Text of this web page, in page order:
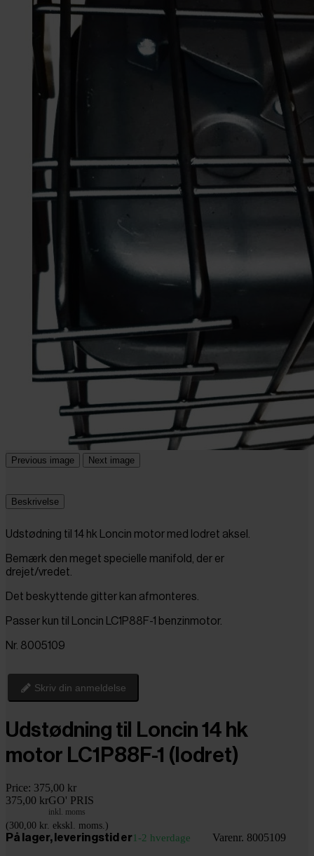
Previous image Next image
Beskrivelse
Udstødning til 14 hk Loncin motor med lodret aksel.
Bemærk den meget specielle manifold, der er
drejet/vredet.
Det beskyttende gitter kan afmonteres.
Passer kun til Loncin LC1P88F-1 benzinmotor.
Nr. 8005109
Skriv din anmeldelse
Udstødning til Loncin 14 hk
motor LC1P88F-1 (lodret)
Price: 375,00 kr
375,00 krGO' PRIS
inkl. moms
(300,00 kr. ekskl. moms.)
På lager, leveringstid er1-2 hverdage Varenr. 8005109